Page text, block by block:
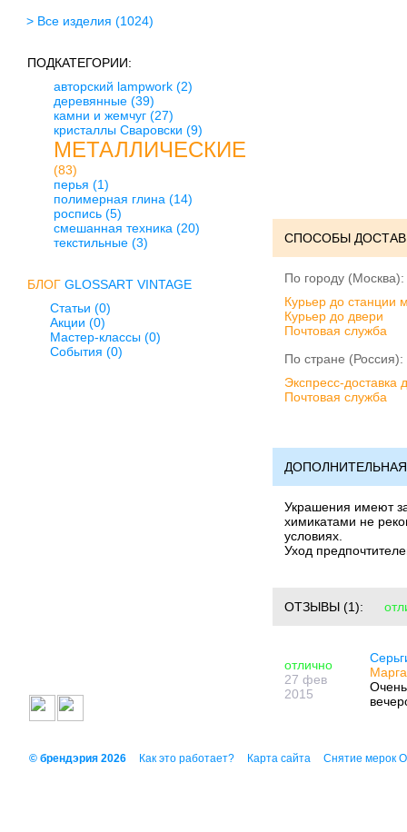
> Все изделия (1024)
ПОДКАТЕГОРИИ:
авторский lampwork (2)
деревянные (39)
камни и жемчуг (27)
кристаллы Сваровски (9)
МЕТАЛЛИЧЕСКИЕ
(83)
перья (1)
полимерная глина (14)
роспись (5)
смешанная техника (20)
текстильные (3)
БЛОГ GLOSSART VINTAGE
Статьи (0)
Акции (0)
Мастер-классы (0)
События (0)
СПОСОБЫ
По городу (Москва):
Курьер до станции
Курьер до двери
Почтовая служба
По стране (Россия):
Экспресс-доставка
Почтовая служба
Украшения имеют
химикатами не
условиях.
Уход
ОТЗЫВЫ (1):
отлично
27 фев
2015
© брендэрия 2026 Как это работает? Карта сайта Снятие мерок